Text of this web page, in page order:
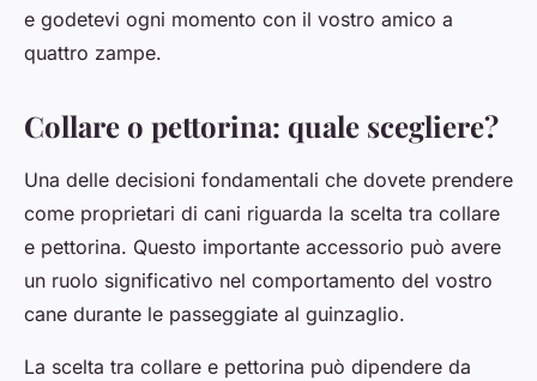
e godetevi ogni momento con il vostro amico a
quattro zampe.
Collare o pettorina: quale scegliere?
Una delle decisioni fondamentali che dovete prendere
come proprietari di cani riguarda la scelta tra collare
e pettorina. Questo importante accessorio può avere
un ruolo significativo nel comportamento del vostro
cane durante le passeggiate al guinzaglio.
La scelta tra collare e pettorina può dipendere da